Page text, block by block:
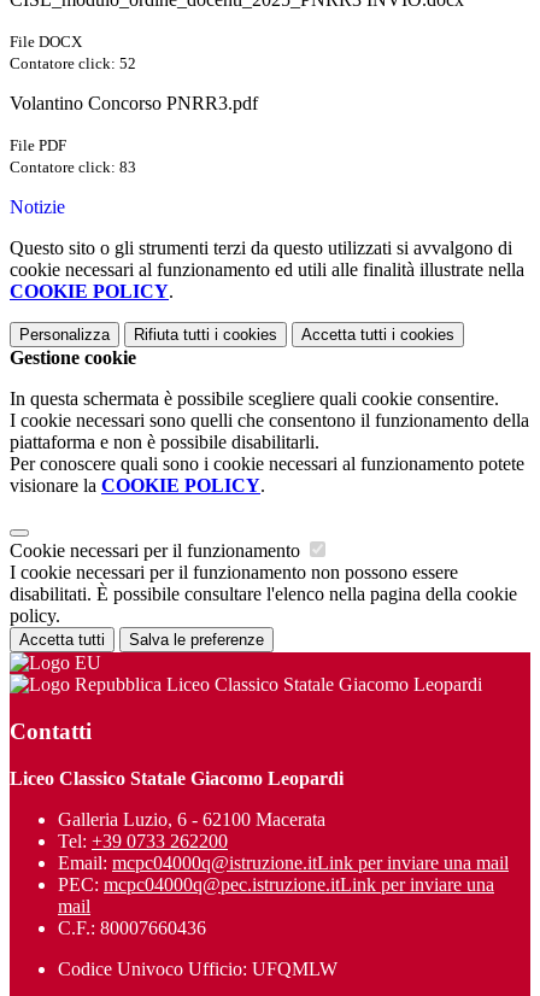
File DOCX
Contatore click: 52
Volantino Concorso PNRR3.pdf
File PDF
Contatore click: 83
Notizie
Questo sito o gli strumenti terzi da questo utilizzati si avvalgono di
cookie necessari al funzionamento ed utili alle finalità illustrate nella
COOKIE POLICY.
Personalizza Rifiuta tutti i cookies Accetta tutti i cookies
Gestione cookie
In questa schermata è possibile scegliere quali cookie consentire.
I cookie necessari sono quelli che consentono il funzionamento della
piattaforma e non è possibile disabilitarli.
Per conoscere quali sono i cookie necessari al funzionamento potete
visionare la COOKIE POLICY.
Cookie necessari per il funzionamento
I cookie necessari per il funzionamento non possono essere
disabilitati. È possibile consultare l'elenco nella pagina della cookie
policy.
Accetta tutti Salva le preferenze
Liceo Classico Statale Giacomo Leopardi
Contatti
Liceo Classico Statale Giacomo Leopardi
Galleria Luzio, 6 - 62100 Macerata
Tel: +39 0733 262200
Email: mcpc04000q@istruzione.itLink per inviare una mail
PEC: mcpc04000q@pec.istruzione.itLink per inviare una
mail
C.F.: 80007660436
Codice Univoco Ufficio: UFQMLW